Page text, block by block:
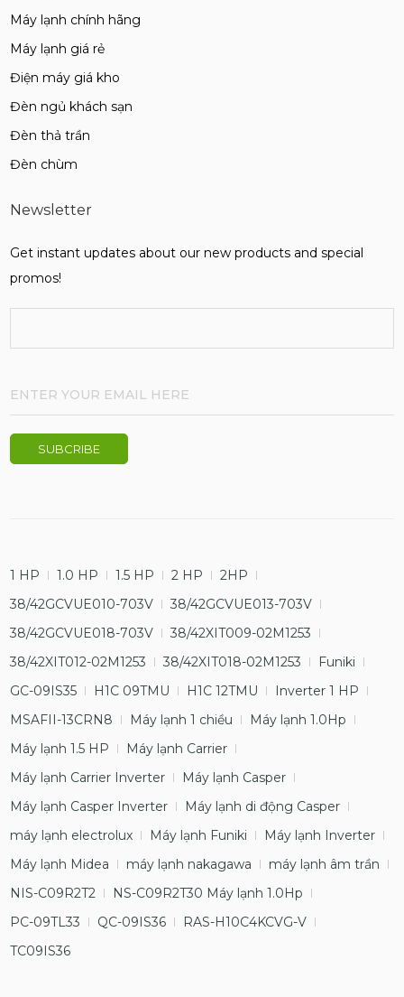
Máy lạnh chính hãng
Máy lạnh giá rẻ
Điện máy giá kho
Đèn ngủ khách sạn
Đèn thả trần
Đèn chùm
Newsletter
Get instant updates about our new products and special
promos!
1 HP 1.0 HP 1.5 HP 2 HP
2HP
38/42GCVUE010-703V
38/42GCVUE013-703V
38/42GCVUE018-703V
38/42XIT009-02M1253
38/42XIT012-02M1253
38/42XIT018-02M1253
Funiki
GC-09IS35
H1C 09TMU H1C 12TMU
Inverter 1 HP
MSAFII-13CRN8
Máy lạnh 1 chiều
Máy lạnh 1.0Hp
Máy lạnh 1.5 HP
Máy lạnh Carrier
Máy lạnh Carrier Inverter
Máy lạnh Casper
Máy lạnh Casper Inverter
Máy lạnh di động Casper
máy lạnh electrolux
Máy lạnh Funiki
Máy lạnh Inverter
Máy lạnh Midea
máy lạnh nakagawa
máy lạnh âm trần
NIS-C09R2T2
NS-C09R2T30 Máy lạnh 1.0Hp
PC-09TL33
QC-09IS36
RAS-H10C4KCVG-V
TC09IS36